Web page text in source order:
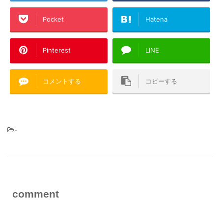
Pocket Hatena
Pinterest LINE
コメントする コピーする
-
comment